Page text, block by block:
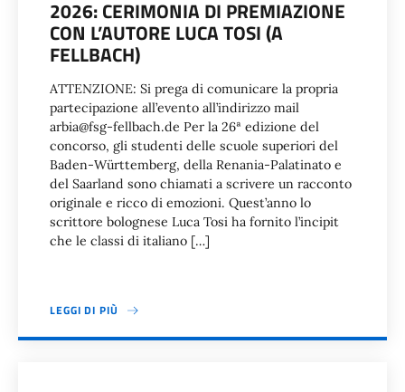
2026: CERIMONIA DI PREMIAZIONE
CON L’AUTORE LUCA TOSI (A
FELLBACH)
ATTENZIONE: Si prega di comunicare la propria
partecipazione all’evento all’indirizzo mail
arbia@fsg-fellbach.de Per la 26ª edizione del
concorso, gli studenti delle scuole superiori del
Baden-Württemberg, della Renania-Palatinato e
del Saarland sono chiamati a scrivere un racconto
originale e ricco di emozioni. Quest’anno lo
scrittore bolognese Luca Tosi ha fornito l’incipit
che le classi di italiano […]
LEGGI DI PIÙ